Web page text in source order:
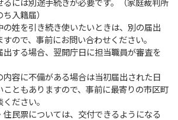
るには別途手続きが必要です。（家庭裁判所
入籍届）
の姓を引き続き使いたいときは、別の届出
ので、事前にお問い合わせください。
出する場合、翌開庁日に担当職員が審査を
内容に不備がある場合は当初届出された日
こともありますので、事前に最寄りの市区町
ださい。
住民票については、交付できるようになる